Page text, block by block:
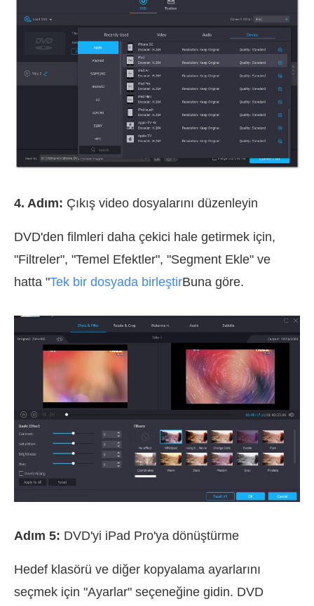
4. Adım: Çıkış video dosyalarını düzenleyin
DVD'den filmleri daha çekici hale getirmek için,
"Filtreler", "Temel Efektler", "Segment Ekle" ve
hatta "Tek bir dosyada birleştirBuna göre.
Adım 5: DVD'yi iPad Pro'ya dönüştürme
Hedef klasörü ve diğer kopyalama ayarlarını
seçmek için "Ayarlar" seçeneğine gidin. DVD